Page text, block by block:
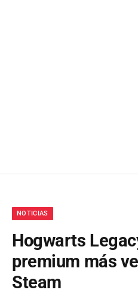
NOTICIAS
Hogwarts
premium más
Steam